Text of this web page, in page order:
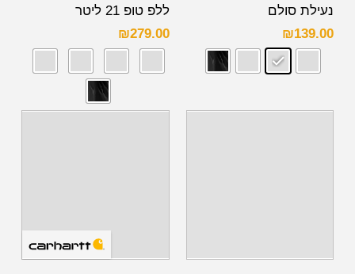
נעילת סולם
₪139.00
ללפ טופ 21 ליטר
₪279.00